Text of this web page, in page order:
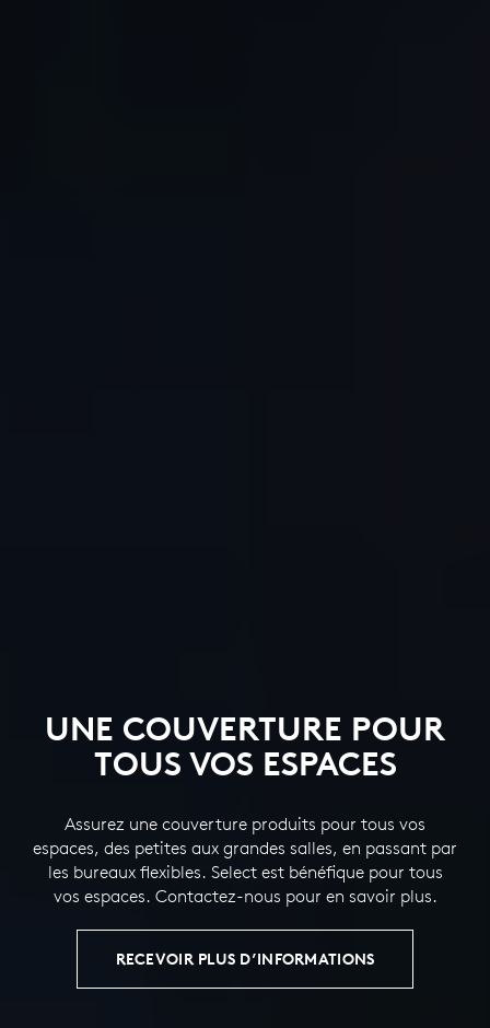
UNE COUVERTURE POUR
TOUS VOS ESPACES
Assurez une couverture produits pour tous vos
espaces, des petites aux grandes salles, en passant par
les bureaux flexibles. Select est bénéfique pour tous
vos espaces. Contactez-nous pour en savoir plus.
RECEVOIR PLUS D’INFORMATIONS